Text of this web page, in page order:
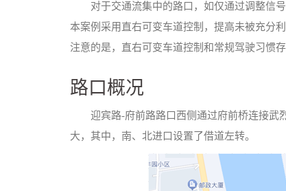
对于交通流集中的路口，如仅通过调整信
本案例采用直右可变车道控制，提高未被充分
注意的是，直右可变车道控制和常规驾驶习惯
路口概况
迎宾路-府前路路口西侧通过府前桥连接武
大，其中，南、北进口设置了借道左转。